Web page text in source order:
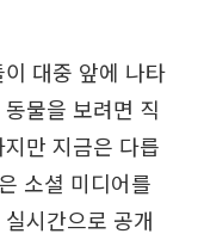
대중 앞에 나타
물을 보려면 직
만 지금은 다릅
소셜 미디어를
시간으로 공개